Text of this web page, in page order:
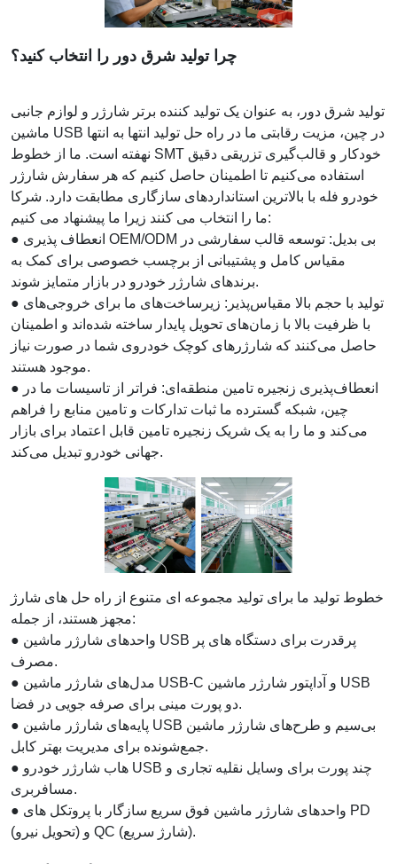
چرا تولید شرق دور را انتخاب کنید؟
تولید شرق دور، به عنوان یک تولید کننده برتر شارژر و لوازم جانبی
ماشین USB در چین، مزیت رقابتی ما در راه حل تولید انتها به انتها
نهفته است. ما از خطوط SMT خودکار و قالب‌گیری تزریقی دقیق
استفاده می‌کنیم تا اطمینان حاصل کنیم که هر سفارش شارژر
خودرو فله با بالاترین استانداردهای سازگاری مطابقت دارد. شرکا
ما را انتخاب می کنند زیرا ما پیشنهاد می کنیم:
● انعطاف پذیری OEM/ODM بی بدیل: توسعه قالب سفارشی در
مقیاس کامل و پشتیبانی از برچسب خصوصی برای کمک به
برندهای شارژر خودرو در بازار متمایز شوند.
● تولید با حجم بالا مقیاس‌پذیر: زیرساخت‌های ما برای خروجی‌های
با ظرفیت بالا با زمان‌های تحویل پایدار ساخته شده‌اند و اطمینان
حاصل می‌کنند که شارژرهای کوچک خودروی شما در صورت نیاز
موجود هستند.
● انعطاف‌پذیری زنجیره تامین منطقه‌ای: فراتر از تاسیسات ما در
چین، شبکه گسترده ما ثبات تدارکات و تامین منابع را فراهم
می‌کند و ما را به یک شریک زنجیره تامین قابل اعتماد برای بازار
جهانی خودرو تبدیل می‌کند.
خطوط تولید ما برای تولید مجموعه ای متنوع از راه حل های شارژ
مجهز هستند، از جمله:
● واحدهای شارژر ماشین USB پرقدرت برای دستگاه های پر
مصرف.
● مدل‌های شارژر ماشین USB-C و آداپتور شارژر ماشین USB
دو پورت مینی برای صرفه جویی در فضا.
● پایه‌های شارژر ماشین USB بی‌سیم و طرح‌های شارژر ماشین
جمع‌شونده برای مدیریت بهتر کابل.
● هاب شارژر خودرو USB چند پورت برای وسایل نقلیه تجاری و
مسافربری.
● واحدهای شارژر ماشین فوق سریع سازگار با پروتکل های PD
(تحویل نیرو) و QC (شارژ سریع).